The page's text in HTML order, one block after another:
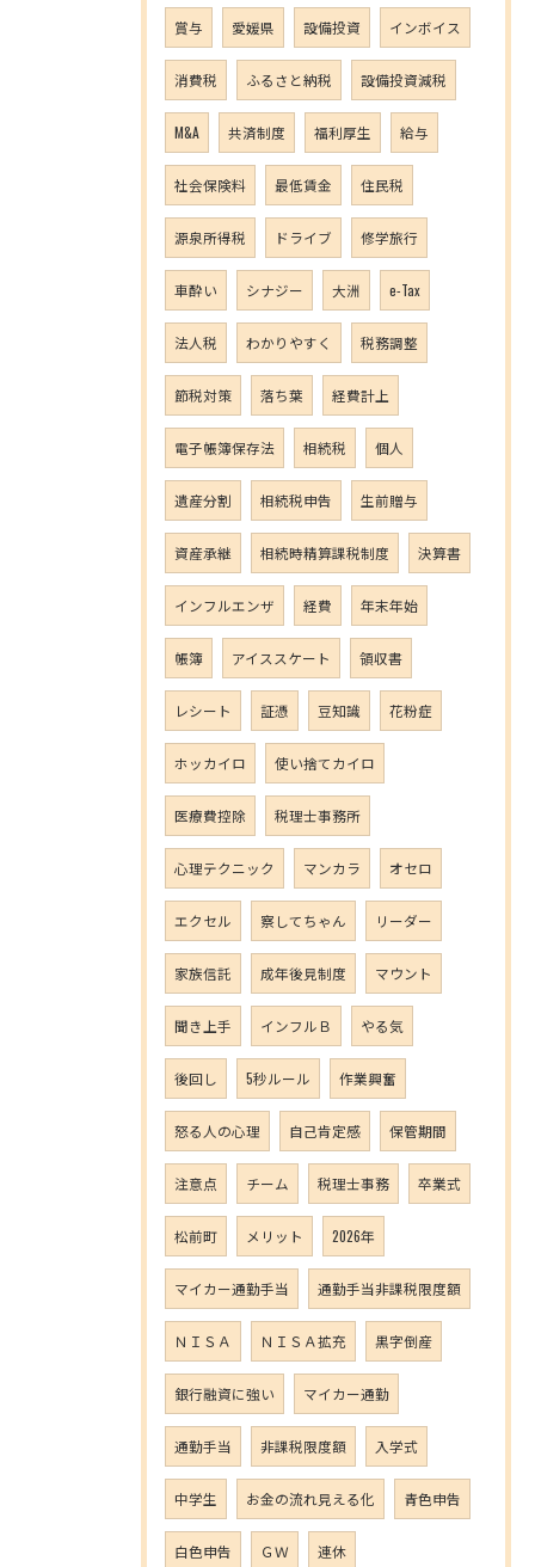
賞与 愛媛県 設備投資 インボイス
消費税 ふるさと納税 設備投資減税
M&A 共済制度 福利厚生 給与
社会保険料 最低賃金 住民税
源泉所得税 ドライブ 修学旅行
車酔い シナジー 大洲 e-Tax
法人税 わかりやすく 税務調整
節税対策 落ち葉 経費計上
電子帳簿保存法 相続税 個人
遺産分割 相続税申告 生前贈与
資産承継 相続時精算課税制度 決算書
インフルエンザ 経費 年末年始
帳簿 アイススケート 領収書
レシート 証憑 豆知識 花粉症
ホッカイロ 使い捨てカイロ
医療費控除 税理士事務所
心理テクニック マンカラ オセロ
エクセル 察してちゃん リーダー
家族信託 成年後見制度 マウント
聞き上手 インフルＢ やる気
後回し 5秒ルール 作業興奮
怒る人の心理 自己肯定感 保管期間
注意点 チーム 税理士事務 卒業式
松前町 メリット 2026年
マイカー通勤手当 通勤手当非課税限度額
ＮＩＳＡ ＮＩＳＡ拡充 黒字倒産
銀行融資に強い マイカー通勤
通勤手当 非課税限度額 入学式
中学生 お金の流れ見える化 青色申告
白色申告 ＧＷ 連休